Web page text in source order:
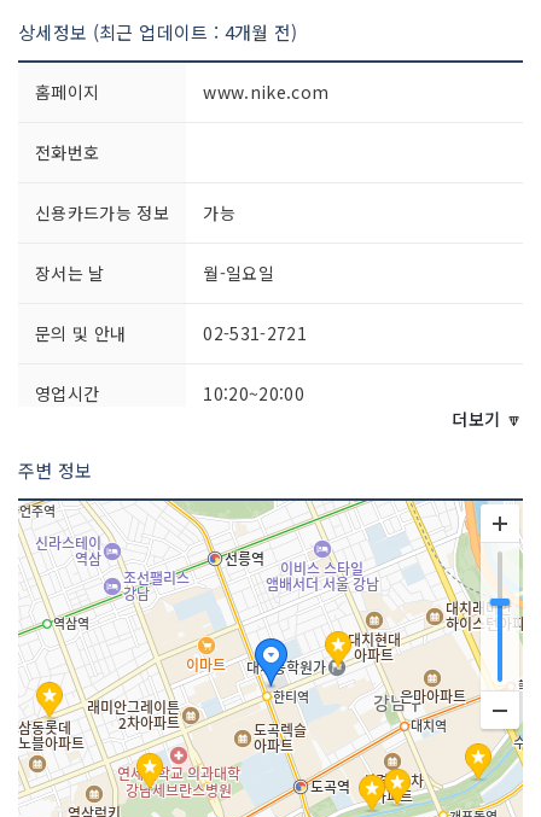
상세정보 (최근 업데이트 : 4개월 전)
홈페이지 www.nike.com
전화번호
신용카드가능 정보 가능
장서는 날 월-일요일
문의 및 안내 02-531-2721
영업시간 10:20~20:00
쉬는날 명절, 월1회
화장실 설명 있음
판매 품목 의류 , 신발류
매장안내 환급서비스 제공방식 : 사후
더보기 🔽
주변 정보